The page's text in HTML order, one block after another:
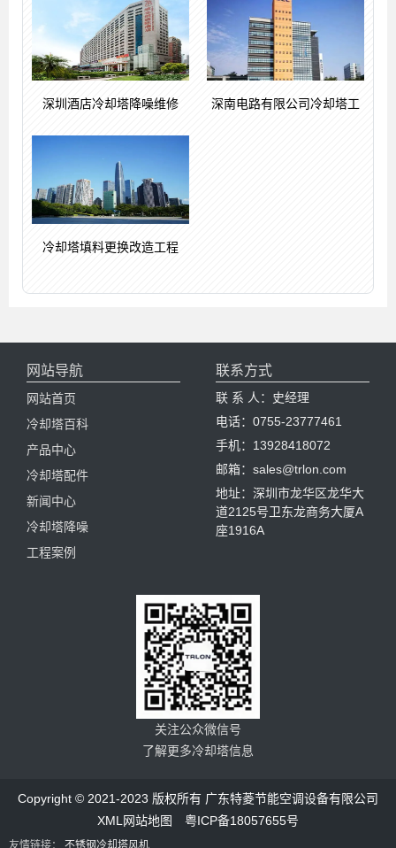
深圳酒店冷却塔降噪维修 深南电路有限公司冷却塔工
冷却塔填料更换改造工程
网站导航
网站首页
冷却塔百科
产品中心
冷却塔配件
新闻中心
冷却塔降噪
工程案例
联系方式
联 系 人：史经理
电话：0755-23777461
手机：13928418072
邮箱：sales@trlon.com
地址：深圳市龙华区龙华大
道2125号卫东龙商务大厦A
座1916A
关注公众微信号
了解更多冷却塔信息
Copyright © 2021-2023 版权所有 广东特菱节能空调设备有限公司
XML网站地图
粤ICP备18057655号
友情链接： 不锈钢冷却塔风机